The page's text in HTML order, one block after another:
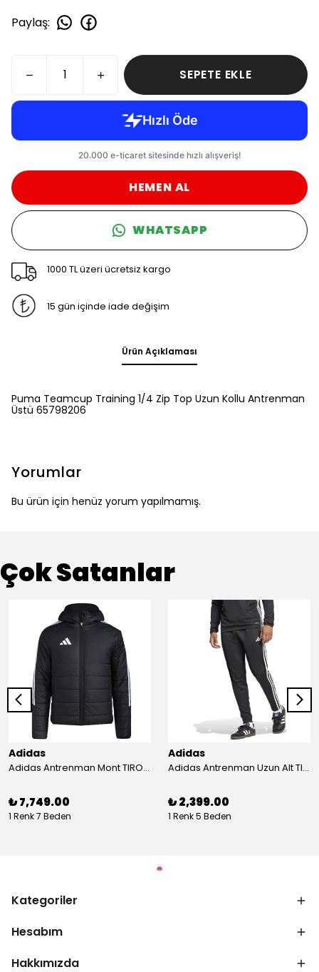
Paylaş:
SEPETE EKLE
HEMEN AL
WHATSAPP
1000 TL üzeri ücretsiz kargo
15 gün içinde iade değişim
Ürün Açıklaması
Puma Teamcup Training 1/4 Zip Top Uzun Kollu Antrenman
Üstü 65798206
Yorumlar
Bu ürün için henüz yorum yapılmamış.
Çok Satanlar
Adidas
Adidas Antrenman Mont TIRO24 WINT JKT IJ7388
₺ 7,749.00
1 Renk 7 Beden
Adidas
Adidas Antrenman Uzun Alt TIRO ES PNT JD0442
₺ 2,399.00
1 Renk 5 Beden
Kategoriler
Hesabım
Hakkımızda